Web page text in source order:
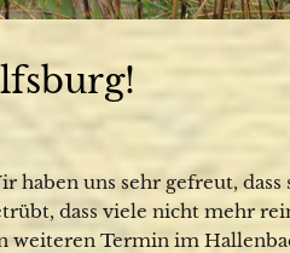
uns sehr gefreut, dass
dass viele nicht mehr
weiteren Termin im